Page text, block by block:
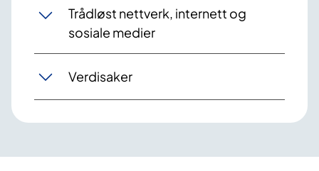
Trådløst nettverk, internett og
sosiale medier
Verdisaker